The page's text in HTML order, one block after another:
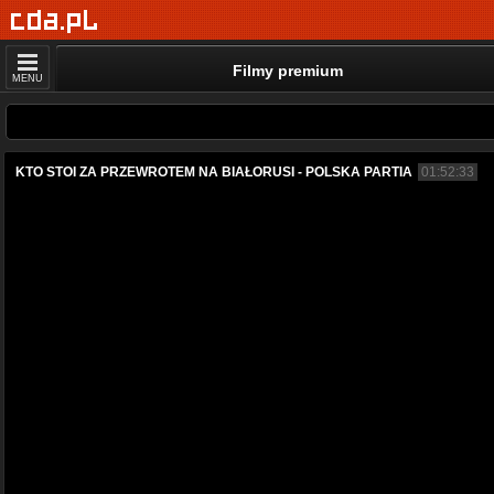
MENU Filmy premium
KTO STOI ZA PRZEWROTEM NA BIAŁORUSI - POLSKA PARTIA 01:52:33